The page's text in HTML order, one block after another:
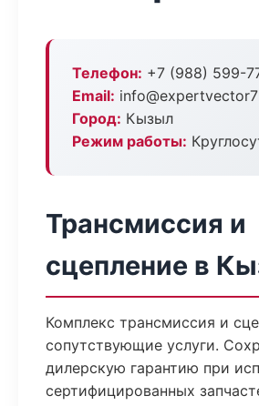
Телефон: +7 (988) 599-
Email:
Город: Кызыл
Режим работы:
Трансмиссия и
сцепление в
Комплекс трансмиссия и
сопутствующие услуги.
дилерскую гарантию при
сертифицированных